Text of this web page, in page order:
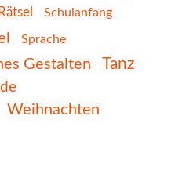
Rätsel Schulanfang
Sprache
Gestalten Tanz
Weihnachten